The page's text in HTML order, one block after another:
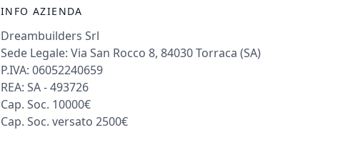
INFO AZIENDA
Dreambuilders Srl
Sede Legale: Via San Rocco 8, 84030 Torraca (SA)
P.IVA: 06052240659
REA: SA - 493726
Cap. Soc. 10000€
Cap. Soc. versato 2500€